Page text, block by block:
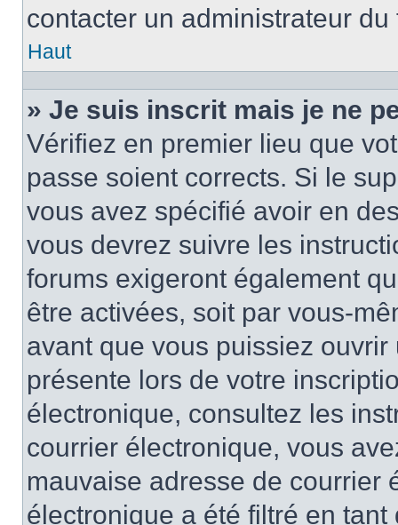
contacter un administrateur du
Haut
» Je suis inscrit mais je ne
Vérifiez en premier lieu que
passe soient corrects. Si le
vous avez spécifié avoir en
vous devrez suivre les
forums exigeront également
être activées, soit par vous-
avant que vous puissiez
présente lors de votre
électronique, consultez les
courrier électronique, vous
mauvaise adresse de courrier
électronique a été filtré en